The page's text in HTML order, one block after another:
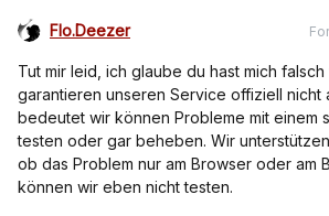
Flo.Deezer
Tut mir leid, ich glaube du hast mich
garantieren unseren Service offiziell nicht
bedeutet wir können Probleme mit einem
testen oder gar beheben. Wir
ob das Problem nur am Browser oder am
können wir eben nicht testen.